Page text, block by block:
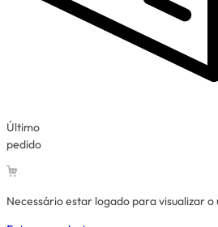
Último
pedido
Necessário estar logado para visualizar